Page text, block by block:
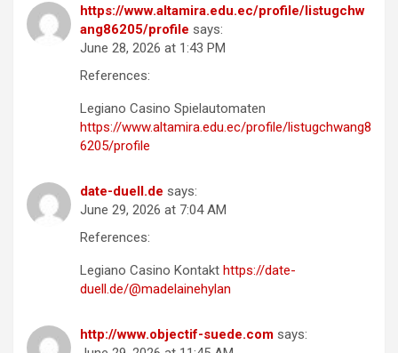
https://www.altamira.edu.ec/profile/listugchw
ang86205/profile says:
June 28, 2026 at 1:43 PM
References:
Legiano Casino Spielautomaten
https://www.altamira.edu.ec/profile/listugchwang8
6205/profile
date-duell.de says:
June 29, 2026 at 7:04 AM
References:
Legiano Casino Kontakt https://date-
duell.de/@madelainehylan
http://www.objectif-suede.com says: